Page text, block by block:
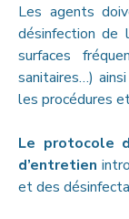
Les agents
désinfection de
surfaces
sanitaires…)
les procédures
Le protocole
d’entretien
et des